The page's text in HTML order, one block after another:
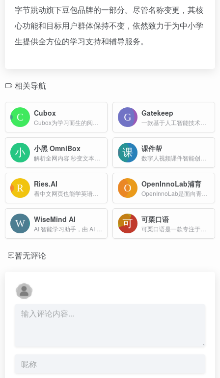
字节跳动旗下豆包品牌的一部分。尽管名称变更，其核
心功能和目标用户群体保持不变，依然致力于为中小学
生提供全方位的学习支持和辅导服务。
相关导航
Cubox Gatekeep
小黑 OmniBox 课件帮
Ries.AI OpenInnoLab浦育
WiseMind AI 可栗口语
暂无评论